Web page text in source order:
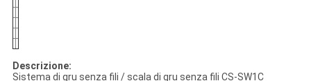
Descrizione:
Sistema di gru senza fili / scala di gru senza fili CS-SW1C